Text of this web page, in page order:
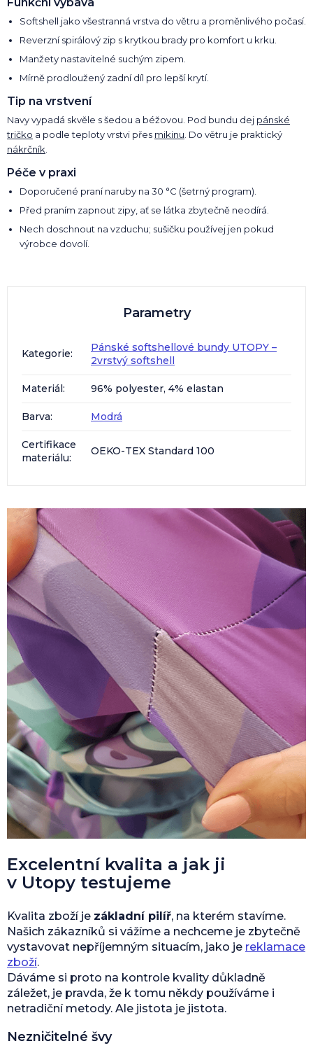
Softshell jako všestranná vrstva do větru a proměnlivého počasí.
Reverzní spirálový zip s krytkou brady pro komfort u krku.
Manžety nastavitelné suchým zipem.
Mírně prodloužený zadní díl pro lepší krytí.
Tip na vrstvení
Navy vypadá skvěle s šedou a béžovou. Pod bundu dej pánské
tričko a podle teploty vrstvi přes mikinu . Do větru je praktický
nákrčník
Péče v praxi
Doporučené praní naruby na 30 °C (šetrný program).
Před praním zapnout zipy, ať se látka zbytečně neodírá.
Nech doschnout na vzduchu; sušičku používej jen pokud
výrobce dovolí.
Parametry
Kategorie:
Pánské softshellové bundy UTOPY –
2vrstvý softshell
Materiál: 96% polyester, 4% elastan
Barva: Modrá
Certifikace
materiálu:
OEKO-TEX Standard 100
Excelentní kvalita a jak ji
v Utopy testujeme
Kvalita zboží je základní pilíř, na kterém stavíme.
Našich zákazníků si vážíme a nechceme je zbytečně
vystavovat nepříjemným situacím, jako je reklamace
zboží.
Dáváme si proto na kontrole kvality důkladně
záležet, je pravda, že k tomu někdy používáme i
netradiční metody. Ale jistota je jistota.
Nezničitelné švy